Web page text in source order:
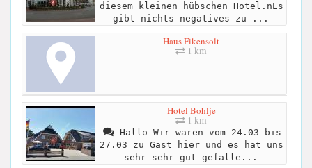
diesem kleinen hübschen Hotel.nEs
gibt nichts negatives zu ...
Haus Fikensolt
1 km
Hotel Bohlje
1 km
Hallo Wir waren vom 24.03 bis
27.03 zu Gast hier und es hat uns
sehr sehr gut gefalle...